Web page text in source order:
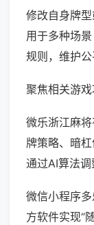
修改自身牌
用于多种场
规则，维护公
聚焦相关游戏
微乐浙江麻
牌策略、暗
通过AI算法调
微信小程序
方软件实现“